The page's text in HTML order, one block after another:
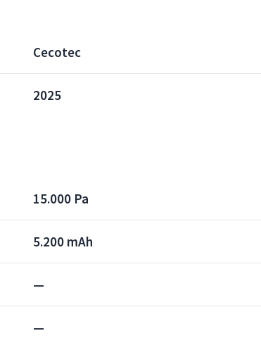
Cecotec
2025
15.000 Pa
5.200 mAh
—
—